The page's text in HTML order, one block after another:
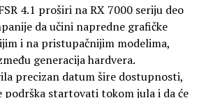
4.1 proširi na RX 7000 seriju deo
da učini napredne grafičke
i na pristupačnijim modelima,
generacija hardvera.
precizan datum šire dostupnosti,
podrška startovati tokom jula i da će